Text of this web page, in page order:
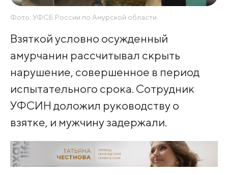
Фото: УФСБ России по Амурской области
Взяткой условно осужденный
амурчанин рассчитывал скрыть
нарушение, совершенное в период
испытательного срока. Сотрудник
УФСИН доложил руководству о
взятке, и мужчину задержали.